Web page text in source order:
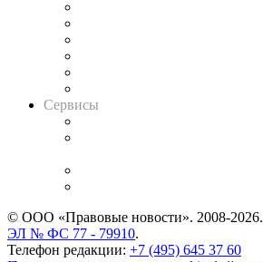
Сервисы
© ООО «Правовые новости». 2008-2026.
ЭЛ № ФС 77 - 79910.
Телефон редакции: +7 (495) 645 37 60